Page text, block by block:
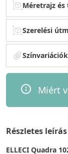
Méretrajz
Szerelési
Színvariációk
Miért
Részletes leírás
ELLECI Quadra